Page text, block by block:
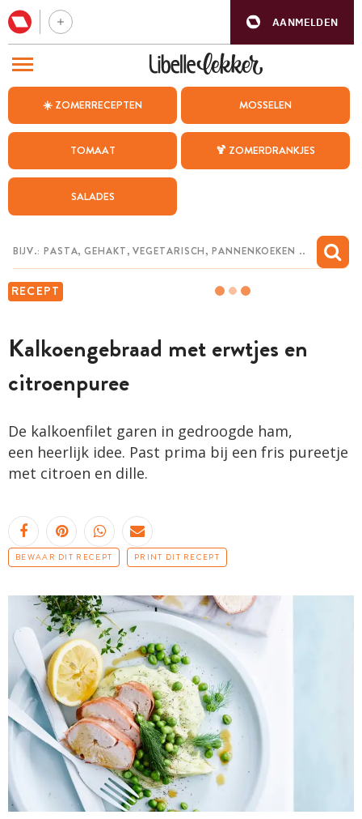
AANMELDEN
☀️ ZOMERRECEPTEN MOSSELEN
TOMAAT 🍹 ZOMERDRANKJES
SALADES
RECEPT
Kalkoengebraad met erwtjes en
citroenpuree
De kalkoenfilet garen in gedroogde ham,
een heerlijk idee. Past prima bij een fris pureetje
met citroen en dille.
BEWAAR DIT RECEPT PRINT DIT RECEPT
BEZOEK ONZE ANDERE WEBSITES
WEEKMENU
CHAT MET MAIA
MIJN BEWAARDE RECEPTEN